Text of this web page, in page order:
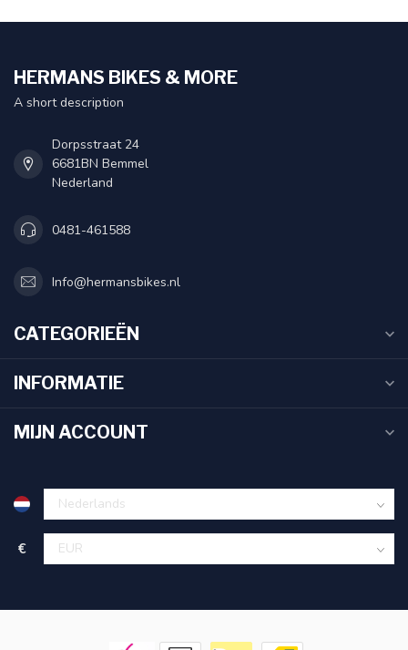
HERMANS BIKES & MORE
A short description
Dorpsstraat 24
6681BN Bemmel
Nederland
0481-461588
Info@hermansbikes.nl
CATEGORIEËN
INFORMATIE
MIJN ACCOUNT
€